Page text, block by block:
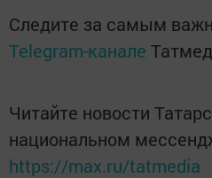
Следите за самым
Telegram-канале
Читайте новости
национальном
https://max.ru/tatmedia